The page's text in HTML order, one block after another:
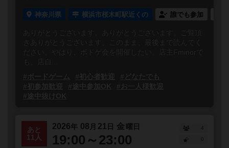
神奈川県 横浜市桜木町駅近くの 誰でも参加
ありがとうございます。ありがとうございます。ご覧頂
きありがとうございます。このまま、最後まで読んでく
ださい。やはり、ボドゲ会を開催したい。店主Fminorで
#ボードゲーム
#初心者歓迎
#どなたでも
#初参加歓迎
#途中参加OK
#お一人様歓迎
#途中抜けOK
あと
11人
2026年 08 月 21 日 金曜日
19:00～23:00
4